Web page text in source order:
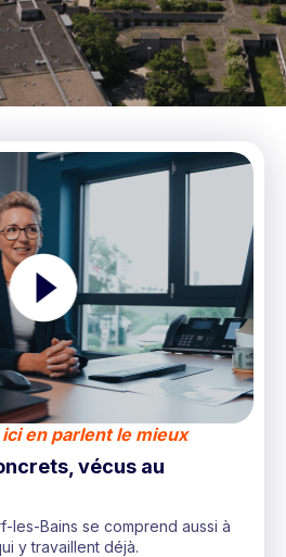
en parlent le mieux
vécus au
les-Bains se comprend aussi à
y travaillent déjà.